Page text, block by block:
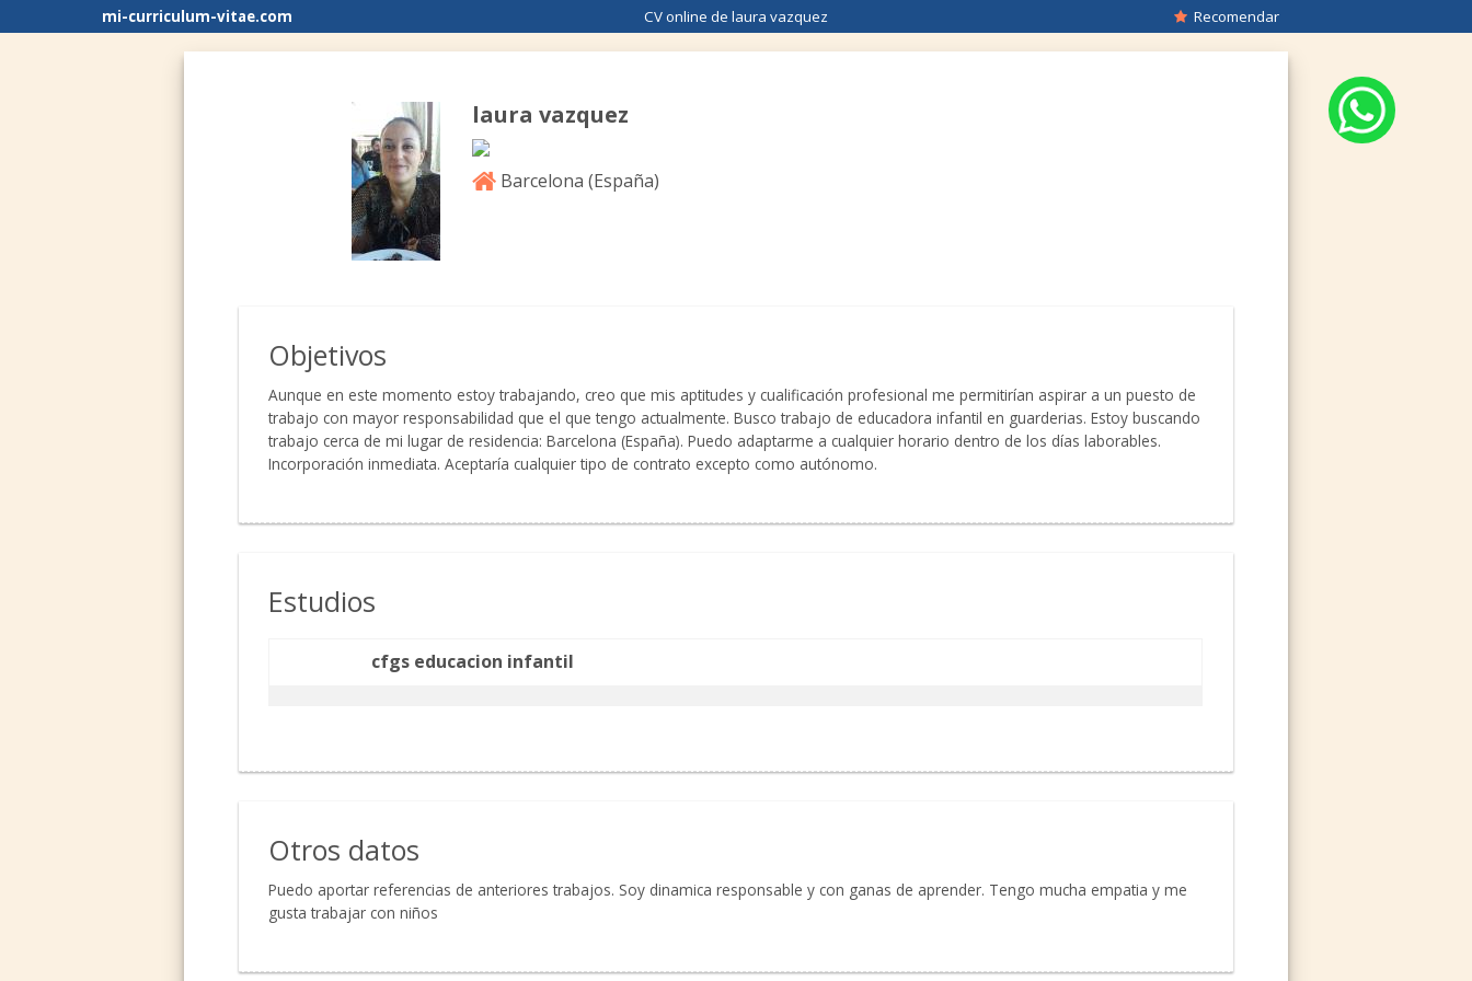
mi-curriculum-vitae.com CV online de laura vazquez Recomendar
laura vazquez
Barcelona (España)
Objetivos
Aunque en este momento estoy trabajando, creo que mis aptitudes y cualificación profesional me permitirían aspirar a un puesto de
trabajo con mayor responsabilidad que el que tengo actualmente. Busco trabajo de educadora infantil en guarderias. Estoy buscando
trabajo cerca de mi lugar de residencia: Barcelona (España). Puedo adaptarme a cualquier horario dentro de los días laborables.
Incorporación inmediata. Aceptaría cualquier tipo de contrato excepto como autónomo.
Estudios
cfgs educacion infantil
Otros datos
Puedo aportar referencias de anteriores trabajos. Soy dinamica responsable y con ganas de aprender. Tengo mucha empatia y me
gusta trabajar con niños